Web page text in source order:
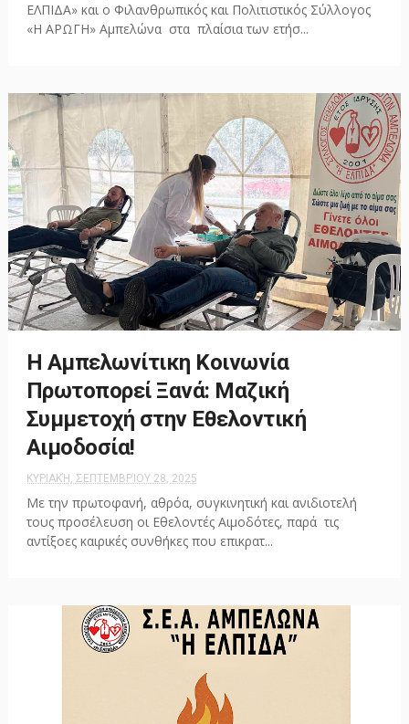
ΕΛΠΙΔΑ» και ο Φιλανθρωπικός και Πολιτιστικός Σύλλογος
«Η ΑΡΩΓΗ» Αμπελώνα στα πλαίσια των ετήσ...
Η Αμπελωνίτικη Κοινωνία
Πρωτοπορεί Ξανά: Μαζική
Συμμετοχή στην Εθελοντική
Αιμοδοσία!
ΚΥΡΙΑΚΉ, ΣΕΠΤΕΜΒΡΊΟΥ 28, 2025
Με την πρωτοφανή, αθρόα, συγκινητική και ανιδιοτελή
τους προσέλευση οι Εθελοντές Αιμοδότες, παρά τις
αντίξοες καιρικές συνθήκες που επικρατ...